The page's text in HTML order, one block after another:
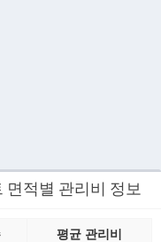
면적별 관리비 정보
평균 관리비